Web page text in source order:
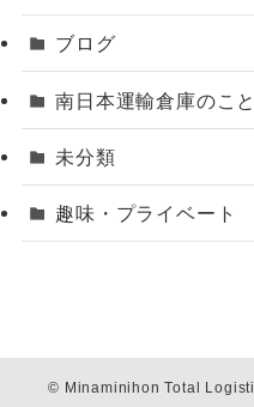
ブログ
南日本運輸倉庫のこと
未分類
趣味・プライベート
© Minaminihon Total